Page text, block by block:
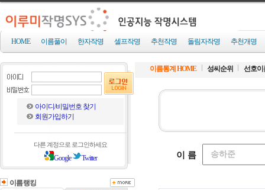
HOME 이름풀이 한자작명 셀프작명 추천작명 돌림자작명 추천개명
아이디/비밀번호 찾기
회원가입하기
다른 계정으로 로그인하세요
Google Twitter
이름랭킹
이름통계 HOME 성씨순위 선호